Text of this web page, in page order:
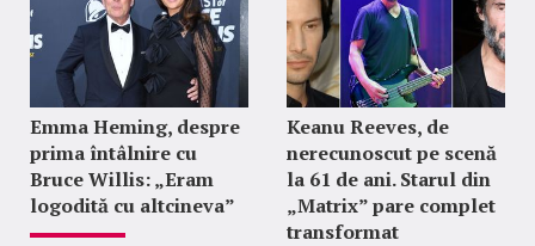
Emma Heming, despre
prima întâlnire cu
Bruce Willis: „Eram
logodită cu altcineva”
Keanu Reeves, de
nerecunoscut pe scenă
la 61 de ani. Starul din
„Matrix” pare complet
transformat